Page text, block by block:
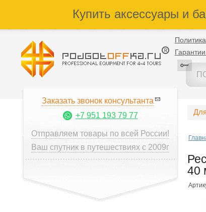
Купить аксессуары и
Заказать звонок консультанта
+7 951 193 79 77
Отправляем товары по всей России!
Ваш спутник в путешествиях с 2009г
40